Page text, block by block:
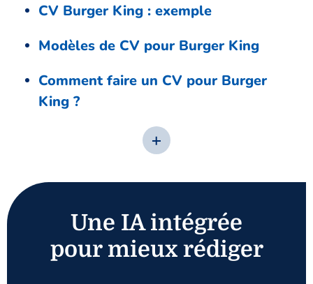
CV Burger King : exemple
Modèles de CV pour Burger King
Comment faire un CV pour Burger
King ?
Une IA intégrée
pour mieux rédiger